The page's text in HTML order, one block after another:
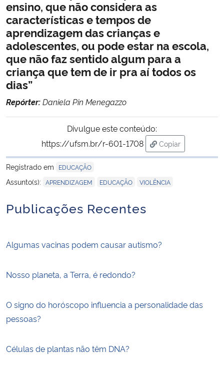
ensino, que não considera as
características e temposde
aprendizagem das criançase
adolescentes, ou pode estar na escola,
que não faz sentidoalgum para a
criança que tem de ir pra aí todos os
dias”
Repórter:Daniela Pin Menegazzo
Divulgue este conteúdo:
https://ufsm.br/r-601-1708
Copiar
para área de
Registrado em
EDUCAÇÃO
Assunto(s): APRENDIZAGEM EDUCAÇÃO VIOLÊNCIA
Publicações Recentes
Algumas vacinas podem causar autismo?
Nosso planeta, a Terra, é redondo?
O signo do horóscopo influencia a personalidade das
pessoas?
Células de plantas não têm DNA?